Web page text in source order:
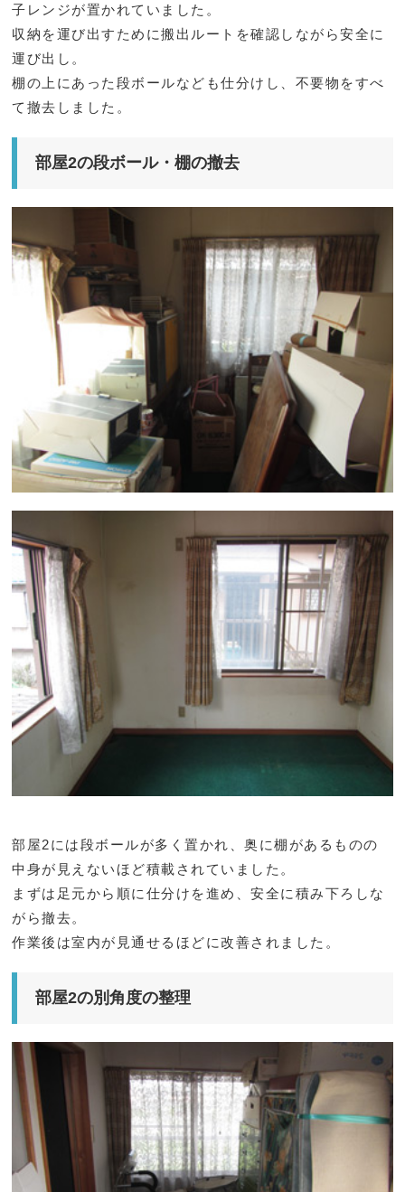
子レンジが置かれていました。
収納を運び出すために搬出ルートを確認しながら安全に
運び出し。
棚の上にあった段ボールなども仕分けし、不要物をすべ
て撤去しました。
部屋2の段ボール・棚の撤去
部屋2には段ボールが多く置かれ、奥に棚があるものの
中身が見えないほど積載されていました。
まずは足元から順に仕分けを進め、安全に積み下ろしな
がら撤去。
作業後は室内が見通せるほどに改善されました。
部屋2の別角度の整理